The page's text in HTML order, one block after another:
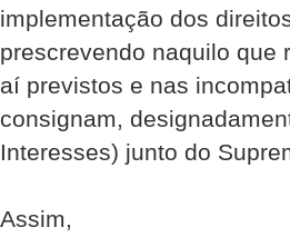
implementação dos
prescrevendo naquilo que
aí previstos e nas
consignam,
Interesses) junto do
Assim,